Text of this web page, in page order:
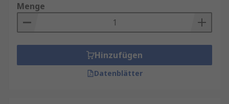
Menge
Hinzufügen
Datenblätter